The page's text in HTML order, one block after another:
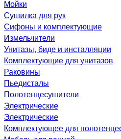
Мойки
Сушилка для рук
Сифоны и комплектующие
Измельчители
Унитазы, биде и инсталляции
Комплектующие для унитазов
Раковины
Пьедисталы
Полотенцесушители
Электрические
Электрические
Комплектующее для